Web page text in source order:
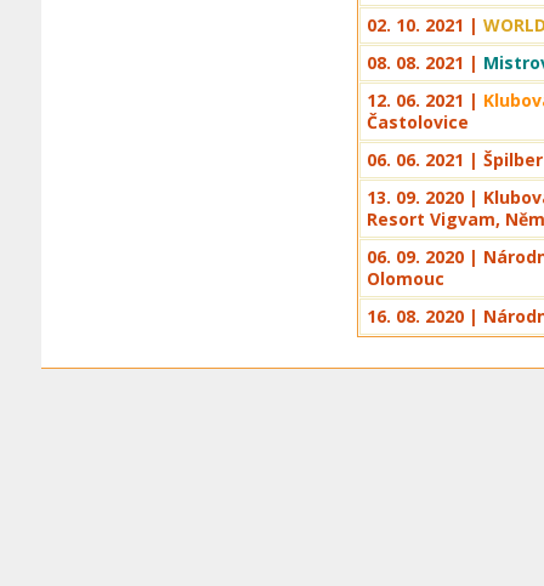
02. 10. 2021 |
08. 08. 2021 |
12. 06. 2021 |
Častolovice
06. 06. 2021 |
13. 09. 2020 |
Resort Vigvam,
06. 09. 2020 |
Olomouc
16. 08. 2020 |